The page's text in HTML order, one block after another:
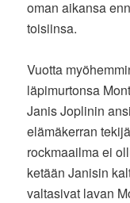
oman aikansa
toisiinsa.
Vuotta
läpimurtonsa
Janis Joplinin
elämäkerran
rockmaailma ei
ketään Janisin
valtasivat lavan